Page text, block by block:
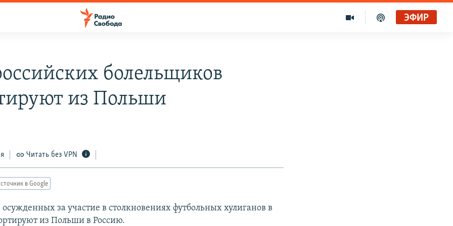
ЭФИР
болельщиков
из Польши
Читать без VPN
в Google
за участие в столкновениях футбольных хулиганов в
из Польши в Россию.